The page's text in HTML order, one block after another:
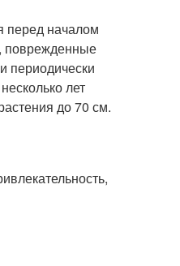
перед началом
поврежденные
периодически
лет
до 70 см.